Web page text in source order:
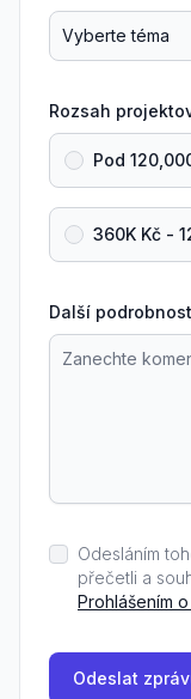
Rozsah
Pod
360K Kč -
Další
Odesláním
přečetli a
Prohlášením
Odeslat